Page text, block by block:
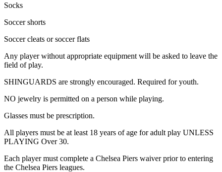
Socks​​​​‌ ‍ ​‍​‍‌‍ ‌ ​‍‌‍‍‌‌‍‌ ‌‍‍‌‌‍ ‍​‍​‍​ ‍‍​‍​‍‌ ​ ‌‍​‌‌‍ ‍‌‍‍‌‌ ‌​‌ ‍‌​‍ ‍‌‍‍‌‌‍ ​‍​‍​‍ ​​‍​‍‌‍‍​‌ ​‍‌‍‌‌‌‍‌‍​‍​‍​ ‍‍​‍​‍‌‍‍​‌ ‌​‌ ‌​‌ ​​‌ ​ ​ ‍‍​‍ ​‍ ‌‍​ ‌‍‍​‌‍‌‌‌‍ ​‌ ​ ‌‍‌‌‌‍​‌‌ ​​‌‍‍‌‌‍‌‌‌ ​‍‌ ​ ​‍ ‍‌ ​ ‌‍​‌‌‍ ‍‌‍‍‌‌ ‌​‌ ‍‌​‍ ‍‌ ​ ‌ ‌​‌ ‌‌‌‍‌​‌‍‍‌‌‍ ​‍ ‌‍‍‌‌‍ ‍‌ ‌​‌‍‌‌‌‍ ‍‌ ‌​​‍ ‌‍‌‌‌‍‌​‌‍‍‌‌ ‌​​‍ ‌‍ ‌‌‍ ‌‍‌​‌‍‌‌​ ‌‌ ​​‌ ​‍‌‍‌‌‌ ​ ‌‍‌‌‌‍ ‍‌ ‌​‌‍​‌‌ ‌​‌‍‍‌‌‍ ‌‍ ‍​ ‍ ‌‍‍‌‌‍‌​​ ‌‌‍​‍​ ‌‌​ ‍​​ ‍‌​ ​‌​ ‍​‌‍‌‍​ ‍​​‍ ‌‌‍​‌‌‍​ ​ ‍​​ ‌​​‍ ‌​ ‌​​ ‌ ‌‍​‍​ ​‌​‍ ‌​ ‍​​ ​​​ ‌‌‌‍‌​​‍ ‌​ ​​​ ‌ ​ ​‌‌‍‌‍​ ​‌​ ‌‌​ ‍​​ ‍‌​ ‍​​ ‌‌​ ‌‌​ ​​​ ‍ ‌ ‌​‌ ‍‌‌ ​​‌‍‌‌​ ‌‌‍‌‍‌‍​‌‌ ​‌​ ‍ ‌ ​​‌‍​‌‌ ‌​‌‍‍​​ ‌‌ ​‍‌‍‍‌‌‍​ ‌‍‍​‌‌‌​‌‍‌‌‌ ‍​‌ ‌​​‍‌‌​ ‌‌‌​​‍‌‌ ‌‍‍ ‌‍‌‌‌ ‍‌​‍‌‌​ ​ ‌​‌​​‍‌‌​ ​ ‌​‌​​‍‌‌​ ​‍​ ​‍​ ‌ ​ ‌‌‌‍​ ​ ​​‌‍‌‌‌‍‌​‌‍‌‌​ ‍‌​ ​‍​ ​ ​ ​ ‌‍‌‍​‍‌‌​ ​‍​ ​‍​‍‌‌​ ‌‌‌​‌​​‍ ‍‌‍​ ‌‍‍​‌‍‍‌‌‍ ​‌‍‌​‌ ​‍‌‍‌‌‌‍ ‍​‍‌‌​ ‌‌‌​​‍‌‌ ‌‍‍ ‌‍‌‌‌ ‍‌​‍‌‌​ ​ ‌​‌​​‍‌‌​ ​ ‌​‌​​‍‌‌​ ​‍​ ​‍​ ​‌‌‍‌‍‌‍​‍‌‍‌‍‌‍​ ​ ‌​​ ‍‌​ ​​​ ​‌​ ‌​​ ​‌‌‍​‌​‍‌‌​ ​‍​ ​‍​‍‌‌​ ‌‌‌​‌​​‍ ‍‌ ‌​‌‍‌‌‌ ‍​‌ ‌​​ ‌‍​‍‌‍​‌‌ ​ ‌‍‌‌‌‌‌‌‌ ​‍‌‍ ​​ ‌‌‍‍​‌ ‌​‌ ‌​‌ ​​‌ ​ ​‍‌‌​ ​ ‌​​‌​‍‌‌​ ​‍‌​‌‍​‍‌‌​ ​‍‌​‌‍‌‍​ ‌‍‍​‌‍‌‌‌‍ ​‌ ​ ‌‍‌‌‌‍​‌‌ ​​‌‍‍‌‌‍‌‌‌ ​‍‌ ​ ​‍ ‍‌ ​ ‌‍​‌‌‍ ‍‌‍‍‌‌ ‌​‌ ‍‌​‍ ‍‌ ​ ‌ ‌​‌ ‌‌‌‍‌​‌‍‍‌‌‍ ​‍‌‍‌‍‍‌‌‍‌​​ ‌‌‍​‍​ ‌‌​ ‍​​ ‍‌​ ​‌​ ‍​‌‍‌‍​ ‍​​‍ ‌‌‍​‌‌‍​ ​ ‍​​ ‌​​‍ ‌​ ‌​​ ‌ ‌‍​‍​ ​‌​‍ ‌​ ‍​​ ​​​ ‌‌‌‍‌​​‍ ‌​ ​​​ ‌ ​ ​‌‌‍‌‍​ ​‌​ ‌‌​ ‍​​ ‍‌​ ‍​​ ‌‌​ ‌‌​ ​​​‍‌‍‌ ‌​‌ ‍‌‌ ​​‌‍‌‌​ ‌‌‍‌‍‌‍​‌‌ ​‌​‍‌‍‌ ​​‌‍​‌‌ ‌​‌‍‍​​ ‌‌ ​‍‌‍‍‌‌‍​ ‌‍‍​‌‌‌​‌‍‌‌‌ ‍​‌ ‌​​‍‌‌​ ‌‌‌​​‍‌‌ ‌‍‍ ‌‍‌‌‌ ‍‌​‍‌‌​ ​ ‌​‌​​‍‌‌​ ​ ‌​‌​​‍‌‌​ ​‍​ ​‍​ ‌ ​ ‌‌‌‍​ ​ ​​‌‍‌‌‌‍‌​‌‍‌‌​ ‍‌​ ​‍​ ​ ​ ​ ‌‍‌‍​‍‌‌​ ​‍​ ​‍​‍‌‌​ ‌‌‌​‌​​‍ ‍‌‍​ ‌‍‍​‌‍‍‌‌‍ ​‌‍‌​‌ ​‍‌‍‌‌‌‍ ‍​‍‌‌​ ‌‌‌​​‍‌‌ ‌‍‍ ‌‍‌‌‌ ‍‌​‍‌‌​ ​ ‌​‌​​‍‌‌​ ​ ‌​‌​​‍‌‌​ ​‍​ ​‍​ ​‌‌‍‌‍‌‍​‍‌‍‌‍‌‍​ ​ ‌​​ ‍‌​ ​​​ ​‌​ ‌​​ ​‌‌‍​‌​‍‌‌​ ​‍​ ​‍​‍‌‌​ ‌‌‌​‌​​‍ ‍‌ ‌​‌‍‌‌‌ ‍​‌ ‌​​‍‌‍‌ ​​‌‍‌‌‌ ​‍‌ ​ ‌ ​​‌‍‌‌‌‍​ ‌ ‌​‌‍‍‌‌ ‌‍‌‍‌‌​ ‌‌ ​​‌ ‌‌‌‍​‍‌‍ ​‌‍‍‌‌ ​ ‌‍‍​‌‍‌‌‌‍‌​​‍​‍‌ ‌
Soccer shorts​​​​‌ ‍ ​‍​‍‌‍ ‌ ​‍‌‍‍‌‌‍‌ ‌‍‍‌‌‍ ‍​‍​‍​ ‍‍​‍​‍‌ ​ ‌‍​‌‌‍ ‍‌‍‍‌‌ ‌​‌ ‍‌​‍ ‍‌‍‍‌‌‍ ​‍​‍​‍ ​​‍​‍‌‍‍​‌ ​‍‌‍‌‌‌‍‌‍​‍​‍​ ‍‍​‍​‍‌‍‍​‌ ‌​‌ ‌​‌ ​​‌ ​ ​ ‍‍​‍ ​‍ ‌‍​ ‌‍‍​‌‍‌‌‌‍ ​‌ ​ ‌‍‌‌‌‍​‌‌ ​​‌‍‍‌‌‍‌‌‌ ​‍‌ ​ ​‍ ‍‌ ​ ‌‍​‌‌‍ ‍‌‍‍‌‌ ‌​‌ ‍‌​‍ ‍‌ ​ ‌ ‌​‌ ‌‌‌‍‌​‌‍‍‌‌‍ ​‍ ‌‍‍‌‌‍ ‍‌ ‌​‌‍‌‌‌‍ ‍‌ ‌​​‍ ‌‍‌‌‌‍‌​‌‍‍‌‌ ‌​​‍ ‌‍ ‌‌‍ ‌‍‌​‌‍‌‌​ ‌‌ ​​‌ ​‍‌‍‌‌‌ ​ ‌‍‌‌‌‍ ‍‌ ‌​‌‍​‌‌ ‌​‌‍‍‌‌‍ ‌‍ ‍​ ‍ ‌‍‍‌‌‍‌​​ ‌‌‍​‍​ ‌‌​ ‍​​ ‍‌​ ​‌​ ‍​‌‍‌‍​ ‍​​‍ ‌‌‍​‌‌‍​ ​ ‍​​ ‌​​‍ ‌​ ‌​​ ‌ ‌‍​‍​ ​‌​‍ ‌​ ‍​​ ​​​ ‌‌‌‍‌​​‍ ‌​ ​​​ ‌ ​ ​‌‌‍‌‍​ ​‌​ ‌‌​ ‍​​ ‍‌​ ‍​​ ‌‌​ ‌‌​ ​​​ ‍ ‌ ‌​‌ ‍‌‌ ​​‌‍‌‌​ ‌‌‍‌‍‌‍​‌‌ ​‌​ ‍ ‌ ​​‌‍​‌‌ ‌​‌‍‍​​ ‌‌ ​‍‌‍‍‌‌‍​ ‌‍‍​‌‌‌​‌‍‌‌‌ ‍​‌ ‌​​‍‌‌​ ‌‌‌​​‍‌‌ ‌‍‍ ‌‍‌‌‌ ‍‌​‍‌‌​ ​ ‌​‌​​‍‌‌​ ​ ‌​‌​​‍‌‌​ ​‍​ ​‍‌‍​‌​ ‍​​ ​‍​ ‌ ​ ​‍​ ​​‌‍‌‍​ ‌‍​ ​‌‌‍​‌​ ‌ ​ ​ ​‍‌‌​ ​‍​ ​‍​‍‌‌​ ‌‌‌​‌​​‍ ‍‌‍​ ‌‍‍​‌‍‍‌‌‍ ​‌‍‌​‌ ​‍‌‍‌‌‌‍ ‍​‍‌‌​ ‌‌‌​​‍‌‌ ‌‍‍ ‌‍‌‌‌ ‍‌​‍‌‌​ ​ ‌​‌​​‍‌‌​ ​ ‌​‌​​‍‌‌​ ​‍​ ​‍‌‍​‌‌‍​ ‌‍‌‍​ ‌ ‌‍‌​‌‍​‌​ ‌‌​ ​‍​ ‍​​ ​‌​ ‌​‌‍​‌​‍‌‌​ ​‍​ ​‍​‍‌‌​ ‌‌‌​‌​​‍ ‍‌ ‌​‌‍‌‌‌ ‍​‌ ‌​​ ‌‍​‍‌‍​‌‌ ​ ‌‍‌‌‌‌‌‌‌ ​‍‌‍ ​​ ‌‌‍‍​‌ ‌​‌ ‌​‌ ​​‌ ​ ​‍‌‌​ ​ ‌​​‌​‍‌‌​ ​‍‌​‌‍​‍‌‌​ ​‍‌​‌‍‌‍​ ‌‍‍​‌‍‌‌‌‍ ​‌ ​ ‌‍‌‌‌‍​‌‌ ​​‌‍‍‌‌‍‌‌‌ ​‍‌ ​ ​‍ ‍‌ ​ ‌‍​‌‌‍ ‍‌‍‍‌‌ ‌​‌ ‍‌​‍ ‍‌ ​ ‌ ‌​‌ ‌‌‌‍‌​‌‍‍‌‌‍ ​‍‌‍‌‍‍‌‌‍‌​​ ‌‌‍​‍​ ‌‌​ ‍​​ ‍‌​ ​‌​ ‍​‌‍‌‍​ ‍​​‍ ‌‌‍​‌‌‍​ ​ ‍​​ ‌​​‍ ‌​ ‌​​ ‌ ‌‍​‍​ ​‌​‍ ‌​ ‍​​ ​​​ ‌‌‌‍‌​​‍ ‌​ ​​​ ‌ ​ ​‌‌‍‌‍​ ​‌​ ‌‌​ ‍​​ ‍‌​ ‍​​ ‌‌​ ‌‌​ ​​​‍‌‍‌ ‌​‌ ‍‌‌ ​​‌‍‌‌​ ‌‌‍‌‍‌‍​‌‌ ​‌​‍‌‍‌ ​​‌‍​‌‌ ‌​‌‍‍​​ ‌‌ ​‍‌‍‍‌‌‍​ ‌‍‍​‌‌‌​‌‍‌‌‌ ‍​‌ ‌​​‍‌‌​ ‌‌‌​​‍‌‌ ‌‍‍ ‌‍‌‌‌ ‍‌​‍‌‌​ ​ ‌​‌​​‍‌‌​ ​ ‌​‌​​‍‌‌​ ​‍​ ​‍‌‍​‌​ ‍​​ ​‍​ ‌ ​ ​‍​ ​​‌‍‌‍​ ‌‍​ ​‌‌‍​‌​ ‌ ​ ​ ​‍‌‌​ ​‍​ ​‍​‍‌‌​ ‌‌‌​‌​​‍ ‍‌‍​ ‌‍‍​‌‍‍‌‌‍ ​‌‍‌​‌ ​‍‌‍‌‌‌‍ ‍​‍‌‌​ ‌‌‌​​‍‌‌ ‌‍‍ ‌‍‌‌‌ ‍‌​‍‌‌​ ​ ‌​‌​​‍‌‌​ ​ ‌​‌​​‍‌‌​ ​‍​ ​‍‌‍​‌‌‍​ ‌‍‌‍​ ‌ ‌‍‌​‌‍​‌​ ‌‌​ ​‍​ ‍​​ ​‌​ ‌​‌‍​‌​‍‌‌​ ​‍​ ​‍​‍‌‌​ ‌‌‌​‌​​‍ ‍‌ ‌​‌‍‌‌‌ ‍​‌ ‌​​‍‌‍‌ ​​‌‍‌‌‌ ​‍‌ ​ ‌ ​​‌‍‌‌‌‍​ ‌ ‌​‌‍‍‌‌ ‌‍‌‍‌‌​ ‌‌ ​​‌ ‌‌‌‍​‍‌‍ ​‌‍‍‌‌ ​ ‌‍‍​‌‍‌‌‌‍‌​​‍​‍‌ ‌
Soccer cleats or soccer flats​​​​‌ ‍ ​‍​‍‌‍ ‌ ​‍‌‍‍‌‌‍‌ ‌‍‍‌‌‍ ‍​‍​‍​ ‍‍​‍​‍‌ ​ ‌‍​‌‌‍ ‍‌‍‍‌‌ ‌​‌ ‍‌​‍ ‍‌‍‍‌‌‍ ​‍​‍​‍ ​​‍​‍‌‍‍​‌ ​‍‌‍‌‌‌‍‌‍​‍​‍​ ‍‍​‍​‍‌‍‍​‌ ‌​‌ ‌​‌ ​​‌ ​ ​ ‍‍​‍ ​‍ ‌‍​ ‌‍‍​‌‍‌‌‌‍ ​‌ ​ ‌‍‌‌‌‍​‌‌ ​​‌‍‍‌‌‍‌‌‌ ​‍‌ ​ ​‍ ‍‌ ​ ‌‍​‌‌‍ ‍‌‍‍‌‌ ‌​‌ ‍‌​‍ ‍‌ ​ ‌ ‌​‌ ‌‌‌‍‌​‌‍‍‌‌‍ ​‍ ‌‍‍‌‌‍ ‍‌ ‌​‌‍‌‌‌‍ ‍‌ ‌​​‍ ‌‍‌‌‌‍‌​‌‍‍‌‌ ‌​​‍ ‌‍ ‌‌‍ ‌‍‌​‌‍‌‌​ ‌‌ ​​‌ ​‍‌‍‌‌‌ ​ ‌‍‌‌‌‍ ‍‌ ‌​‌‍​‌‌ ‌​‌‍‍‌‌‍ ‌‍ ‍​ ‍ ‌‍‍‌‌‍‌​​ ‌‌‍​‍​ ‌‌​ ‍​​ ‍‌​ ​‌​ ‍​‌‍‌‍​ ‍​​‍ ‌‌‍​‌‌‍​ ​ ‍​​ ‌​​‍ ‌​ ‌​​ ‌ ‌‍​‍​ ​‌​‍ ‌​ ‍​​ ​​​ ‌‌‌‍‌​​‍ ‌​ ​​​ ‌ ​ ​‌‌‍‌‍​ ​‌​ ‌‌​ ‍​​ ‍‌​ ‍​​ ‌‌​ ‌‌​ ​​​ ‍ ‌ ‌​‌ ‍‌‌ ​​‌‍‌‌​ ‌‌‍‌‍‌‍​‌‌ ​‌​ ‍ ‌ ​​‌‍​‌‌ ‌​‌‍‍​​ ‌‌ ​‍‌‍‍‌‌‍​ ‌‍‍​‌‌‌​‌‍‌‌‌ ‍​‌ ‌​​‍‌‌​ ‌‌‌​​‍‌‌ ‌‍‍ ‌‍‌‌‌ ‍‌​‍‌‌​ ​ ‌​‌​​‍‌‌​ ​ ‌​‌​​‍‌‌​ ​‍​ ​‍‌‍​ ‌‍‌‌​ ‌‌​ ‌‌​ ‌ ​ ‌ ​ ​‌​ ‌ ‌‍​‌‌‍​ ​ ​ ‌‍​‌​‍‌‌​ ​‍​ ​‍​‍‌‌​ ‌‌‌​‌​​‍ ‍‌‍​ ‌‍‍​‌‍‍‌‌‍ ​‌‍‌​‌ ​‍‌‍‌‌‌‍ ‍​‍‌‌​ ‌‌‌​​‍‌‌ ‌‍‍ ‌‍‌‌‌ ‍‌​‍‌‌​ ​ ‌​‌​​‍‌‌​ ​ ‌​‌​​‍‌‌​ ​‍​ ​‍​ ​‌‌‍​ ​ ​‍​ ​​‌‍‌‍‌‍​‍‌‍‌‌​ ‍​‌‍‌‍​ ‌‍‌‍​‌​ ​‌​‍‌‌​ ​‍​ ​‍​‍‌‌​ ‌‌‌​‌​​‍ ‍‌ ‌​‌‍‌‌‌ ‍​‌ ‌​​ ‌‍​‍‌‍​‌‌ ​ ‌‍‌‌‌‌‌‌‌ ​‍‌‍ ​​ ‌‌‍‍​‌ ‌​‌ ‌​‌ ​​‌ ​ ​‍‌‌​ ​ ‌​​‌​‍‌‌​ ​‍‌​‌‍​‍‌‌​ ​‍‌​‌‍‌‍​ ‌‍‍​‌‍‌‌‌‍ ​‌ ​ ‌‍‌‌‌‍​‌‌ ​​‌‍‍‌‌‍‌‌‌ ​‍‌ ​ ​‍ ‍‌ ​ ‌‍​‌‌‍ ‍‌‍‍‌‌ ‌​‌ ‍‌​‍ ‍‌ ​ ‌ ‌​‌ ‌‌‌‍‌​‌‍‍‌‌‍ ​‍‌‍‌‍‍‌‌‍‌​​ ‌‌‍​‍​ ‌‌​ ‍​​ ‍‌​ ​‌​ ‍​‌‍‌‍​ ‍​​‍ ‌‌‍​‌‌‍​ ​ ‍​​ ‌​​‍ ‌​ ‌​​ ‌ ‌‍​‍​ ​‌​‍ ‌​ ‍​​ ​​​ ‌‌‌‍‌​​‍ ‌​ ​​​ ‌ ​ ​‌‌‍‌‍​ ​‌​ ‌‌​ ‍​​ ‍‌​ ‍​​ ‌‌​ ‌‌​ ​​​‍‌‍‌ ‌​‌ ‍‌‌ ​​‌‍‌‌​ ‌‌‍‌‍‌‍​‌‌ ​‌​‍‌‍‌ ​​‌‍​‌‌ ‌​‌‍‍​​ ‌‌ ​‍‌‍‍‌‌‍​ ‌‍‍​‌‌‌​‌‍‌‌‌ ‍​‌ ‌​​‍‌‌​ ‌‌‌​​‍‌‌ ‌‍‍ ‌‍‌‌‌ ‍‌​‍‌‌​ ​ ‌​‌​​‍‌‌​ ​ ‌​‌​​‍‌‌​ ​‍​ ​‍‌‍​ ‌‍‌‌​ ‌‌​ ‌‌​ ‌ ​ ‌ ​ ​‌​ ‌ ‌‍​‌‌‍​ ​ ​ ‌‍​‌​‍‌‌​ ​‍​ ​‍​‍‌‌​ ‌‌‌​‌​​‍ ‍‌‍​ ‌‍‍​‌‍‍‌‌‍ ​‌‍‌​‌ ​‍‌‍‌‌‌‍ ‍​‍‌‌​ ‌‌‌​​‍‌‌ ‌‍‍ ‌‍‌‌‌ ‍‌​‍‌‌​ ​ ‌​‌​​‍‌‌​ ​ ‌​‌​​‍‌‌​ ​‍​ ​‍​ ​‌‌‍​ ​ ​‍​ ​​‌‍‌‍‌‍​‍‌‍‌‌​ ‍​‌‍‌‍​ ‌‍‌‍​‌​ ​‌​‍‌‌​ ​‍​ ​‍​‍‌‌​ ‌‌‌​‌​​‍ ‍‌ ‌​‌‍‌‌‌ ‍​‌ ‌​​‍‌‍‌ ​​‌‍‌‌‌ ​‍‌ ​ ‌ ​​‌‍‌‌‌‍​ ‌ ‌​‌‍‍‌‌ ‌‍‌‍‌‌​ ‌‌ ​​‌ ‌‌‌‍​‍‌‍ ​‌‍‍‌‌ ​ ‌‍‍​‌‍‌‌‌‍‌​​‍​‍‌ ‌
Any player without appropriate equipment will be asked to leave the
field of play.​​​​‌ ‍ ​‍​‍‌‍ ‌ ​‍‌‍‍‌‌‍‌ ‌‍‍‌‌‍ ‍​‍​‍​ ‍‍​‍​‍‌ ​ ‌‍​‌‌‍ ‍‌‍‍‌‌ ‌​‌ ‍‌​‍ ‍‌‍‍‌‌‍ ​‍​‍​‍ ​​‍​‍‌‍‍​‌ ​‍‌‍‌‌‌‍‌‍​‍​‍​ ‍‍​‍​‍‌‍‍​‌ ‌​‌ ‌​‌ ​​‌ ​ ​ ‍‍​‍ ​‍ ‌‍​ ‌‍‍​‌‍‌‌‌‍ ​‌ ​ ‌‍‌‌‌‍​‌‌ ​​‌‍‍‌‌‍‌‌‌ ​‍‌ ​ ​‍ ‍‌ ​ ‌‍​‌‌‍ ‍‌‍‍‌‌ ‌​‌ ‍‌​‍ ‍‌ ​ ‌ ‌​‌ ‌‌‌‍‌​‌‍‍‌‌‍ ​‍ ‌‍‍‌‌‍ ‍‌ ‌​‌‍‌‌‌‍ ‍‌ ‌​​‍ ‌‍‌‌‌‍‌​‌‍‍‌‌ ‌​​‍ ‌‍ ‌‌‍ ‌‍‌​‌‍‌‌​ ‌‌ ​​‌ ​‍‌‍‌‌‌ ​ ‌‍‌‌‌‍ ‍‌ ‌​‌‍​‌‌ ‌​‌‍‍‌‌‍ ‌‍ ‍​ ‍ ‌‍‍‌‌‍‌​​ ‌‌‍​‍​ ‌‌​ ‍​​ ‍‌​ ​‌​ ‍​‌‍‌‍​ ‍​​‍ ‌‌‍​‌‌‍​ ​ ‍​​ ‌​​‍ ‌​ ‌​​ ‌ ‌‍​‍​ ​‌​‍ ‌​ ‍​​ ​​​ ‌‌‌‍‌​​‍ ‌​ ​​​ ‌ ​ ​‌‌‍‌‍​ ​‌​ ‌‌​ ‍​​ ‍‌​ ‍​​ ‌‌​ ‌‌​ ​​​ ‍ ‌ ‌​‌ ‍‌‌ ​​‌‍‌‌​ ‌‌‍‌‍‌‍​‌‌ ​‌​ ‍ ‌ ​​‌‍​‌‌ ‌​‌‍‍​​ ‌‌ ​‍‌‍‍‌‌‍​ ‌‍‍​‌‌‌​‌‍‌‌‌ ‍​‌ ‌​​‍‌‌​ ‌‌‌​​‍‌‌ ‌‍‍ ‌‍‌‌‌ ‍‌​‍‌‌​ ​ ‌​‌​​‍‌‌​ ​ ‌​‌​​‍‌‌​ ​‍​ ​‍‌‍‌‍​ ​​​ ‌‌‌‍‌​​ ​‌‌‍‌​​ ‌ ​ ‌ ​ ‌‌​ ​​​ ‍​​ ‌ ​‍‌‌​ ​‍​ ​‍​‍‌‌​ ‌‌‌​‌​​‍ ‍‌‍​ ‌‍‍​‌‍‍‌‌‍ ​‌‍‌​‌ ​‍‌‍‌‌‌‍ ‍​‍‌‌​ ‌‌‌​​‍‌‌ ‌‍‍ ‌‍‌‌‌ ‍‌​‍‌‌​ ​ ‌​‌​​‍‌‌​ ​ ‌​‌​​‍‌‌​ ​‍​ ​‍‌‍‌‌​ ‌‍​ ‍​​ ‍​​ ‌‌‌‍​‌​ ‌‍‌‍‌‍​ ‌‍​ ​‌‌‍​‌‌‍‌‍​‍‌‌​ ​‍​ ​‍​‍‌‌​ ‌‌‌​‌​​‍ ‍‌ ‌​‌‍‌‌‌ ‍​‌ ‌​​ ‌‍​‍‌‍​‌‌ ​ ‌‍‌‌‌‌‌‌‌ ​‍‌‍ ​​ ‌‌‍‍​‌ ‌​‌ ‌​‌ ​​‌ ​ ​‍‌‌​ ​ ‌​​‌​‍‌‌​ ​‍‌​‌‍​‍‌‌​ ​‍‌​‌‍‌‍​ ‌‍‍​‌‍‌‌‌‍ ​‌ ​ ‌‍‌‌‌‍​‌‌ ​​‌‍‍‌‌‍‌‌‌ ​‍‌ ​ ​‍ ‍‌ ​ ‌‍​‌‌‍ ‍‌‍‍‌‌ ‌​‌ ‍‌​‍ ‍‌ ​ ‌ ‌​‌ ‌‌‌‍‌​‌‍‍‌‌‍ ​‍‌‍‌‍‍‌‌‍‌​​ ‌‌‍​‍​ ‌‌​ ‍​​ ‍‌​ ​‌​ ‍​‌‍‌‍​ ‍​​‍ ‌‌‍​‌‌‍​ ​ ‍​​ ‌​​‍ ‌​ ‌​​ ‌ ‌‍​‍​ ​‌​‍ ‌​ ‍​​ ​​​ ‌‌‌‍‌​​‍ ‌​ ​​​ ‌ ​ ​‌‌‍‌‍​ ​‌​ ‌‌​ ‍​​ ‍‌​ ‍​​ ‌‌​ ‌‌​ ​​​‍‌‍‌ ‌​‌ ‍‌‌ ​​‌‍‌‌​ ‌‌‍‌‍‌‍​‌‌ ​‌​‍‌‍‌ ​​‌‍​‌‌ ‌​‌‍‍​​ ‌‌ ​‍‌‍‍‌‌‍​ ‌‍‍​‌‌‌​‌‍‌‌‌ ‍​‌ ‌​​‍‌‌​ ‌‌‌​​‍‌‌ ‌‍‍ ‌‍‌‌‌ ‍‌​‍‌‌​ ​ ‌​‌​​‍‌‌​ ​ ‌​‌​​‍‌‌​ ​‍​ ​‍‌‍‌‍​ ​​​ ‌‌‌‍‌​​ ​‌‌‍‌​​ ‌ ​ ‌ ​ ‌‌​ ​​​ ‍​​ ‌ ​‍‌‌​ ​‍​ ​‍​‍‌‌​ ‌‌‌​‌​​‍ ‍‌‍​ ‌‍‍​‌‍‍‌‌‍ ​‌‍‌​‌ ​‍‌‍‌‌‌‍ ‍​‍‌‌​ ‌‌‌​​‍‌‌ ‌‍‍ ‌‍‌‌‌ ‍‌​‍‌‌​ ​ ‌​‌​​‍‌‌​ ​ ‌​‌​​‍‌‌​ ​‍​ ​‍‌‍‌‌​ ‌‍​ ‍​​ ‍​​ ‌‌‌‍​‌​ ‌‍‌‍‌‍​ ‌‍​ ​‌‌‍​‌‌‍‌‍​‍‌‌​ ​‍​ ​‍​‍‌‌​ ‌‌‌​‌​​‍ ‍‌ ‌​‌‍‌‌‌ ‍​‌ ‌​​‍‌‍‌ ​​‌‍‌‌‌ ​‍‌ ​ ‌ ​​‌‍‌‌‌‍​ ‌ ‌​‌‍‍‌‌ ‌‍‌‍‌‌​ ‌‌ ​​‌ ‌‌‌‍​‍‌‍ ​‌‍‍‌‌ ​ ‌‍‍​‌‍‌‌‌‍‌​​‍​‍‌ ‌
SHINGUARDS are strongly encouraged. Required for youth.​​​​‌ ‍ ​‍​‍‌‍ ‌ ​‍‌‍‍‌‌‍‌ ‌‍‍‌‌‍ ‍​‍​‍​ ‍‍​‍​‍‌ ​ ‌‍​‌‌‍ ‍‌‍‍‌‌ ‌​‌ ‍‌​‍ ‍‌‍‍‌‌‍ ​‍​‍​‍ ​​‍​‍‌‍‍​‌ ​‍‌‍‌‌‌‍‌‍​‍​‍​ ‍‍​‍​‍‌‍‍​‌ ‌​‌ ‌​‌ ​​‌ ​ ​ ‍‍​‍ ​‍ ‌‍​ ‌‍‍​‌‍‌‌‌‍ ​‌ ​ ‌‍‌‌‌‍​‌‌ ​​‌‍‍‌‌‍‌‌‌ ​‍‌ ​ ​‍ ‍‌ ​ ‌‍​‌‌‍ ‍‌‍‍‌‌ ‌​‌ ‍‌​‍ ‍‌ ​ ‌ ‌​‌ ‌‌‌‍‌​‌‍‍‌‌‍ ​‍ ‌‍‍‌‌‍ ‍‌ ‌​‌‍‌‌‌‍ ‍‌ ‌​​‍ ‌‍‌‌‌‍‌​‌‍‍‌‌ ‌​​‍ ‌‍ ‌‌‍ ‌‍‌​‌‍‌‌​ ‌‌ ​​‌ ​‍‌‍‌‌‌ ​ ‌‍‌‌‌‍ ‍‌ ‌​‌‍​‌‌ ‌​‌‍‍‌‌‍ ‌‍ ‍​ ‍ ‌‍‍‌‌‍‌​​ ‌‌‍​‍​ ‌‌​ ‍​​ ‍‌​ ​‌​ ‍​‌‍‌‍​ ‍​​‍ ‌‌‍​‌‌‍​ ​ ‍​​ ‌​​‍ ‌​ ‌​​ ‌ ‌‍​‍​ ​‌​‍ ‌​ ‍​​ ​​​ ‌‌‌‍‌​​‍ ‌​ ​​​ ‌ ​ ​‌‌‍‌‍​ ​‌​ ‌‌​ ‍​​ ‍‌​ ‍​​ ‌‌​ ‌‌​ ​​​ ‍ ‌ ‌​‌ ‍‌‌ ​​‌‍‌‌​ ‌‌‍‌‍‌‍​‌‌ ​‌​ ‍ ‌ ​​‌‍​‌‌ ‌​‌‍‍​​ ‌‌ ​‍‌‍‍‌‌‍​ ‌‍‍​‌‌‌​‌‍‌‌‌ ‍​‌ ‌​​‍‌‌​ ‌‌‌​​‍‌‌ ‌‍‍ ‌‍‌‌‌ ‍‌​‍‌‌​ ​ ‌​‌​​‍‌‌​ ​ ‌​‌​​‍‌‌​ ​‍​ ​‍​ ​‌​ ​ ​ ‍​​ ​‍​ ‌‌​ ​​‌‍​ ​ ​‌‌‍‌‍‌‍‌​​ ‍​​ ​ ​‍‌‌​ ​‍​ ​‍​‍‌‌​ ‌‌‌​‌​​‍ ‍‌‍​ ‌‍‍​‌‍‍‌‌‍ ​‌‍‌​‌ ​‍‌‍‌‌‌‍ ‍​‍‌‌​ ‌‌‌​​‍‌‌ ‌‍‍ ‌‍‌‌‌ ‍‌​‍‌‌​ ​ ‌​‌​​‍‌‌​ ​ ‌​‌​​‍‌‌​ ​‍​ ​‍​ ‌ ‌‍‌‌​ ‍‌‌‍‌‌‌‍​‌​ ‍​​ ​​‌‍​ ‌‍​‍​ ‌‌‌‍‌‍‌‍‌‌​‍‌‌​ ​‍​ ​‍​‍‌‌​ ‌‌‌​‌​​‍ ‍‌ ‌​‌‍‌‌‌ ‍​‌ ‌​​ ‌‍​‍‌‍​‌‌ ​ ‌‍‌‌‌‌‌‌‌ ​‍‌‍ ​​ ‌‌‍‍​‌ ‌​‌ ‌​‌ ​​‌ ​ ​‍‌‌​ ​ ‌​​‌​‍‌‌​ ​‍‌​‌‍​‍‌‌​ ​‍‌​‌‍‌‍​ ‌‍‍​‌‍‌‌‌‍ ​‌ ​ ‌‍‌‌‌‍​‌‌ ​​‌‍‍‌‌‍‌‌‌ ​‍‌ ​ ​‍ ‍‌ ​ ‌‍​‌‌‍ ‍‌‍‍‌‌ ‌​‌ ‍‌​‍ ‍‌ ​ ‌ ‌​‌ ‌‌‌‍‌​‌‍‍‌‌‍ ​‍‌‍‌‍‍‌‌‍‌​​ ‌‌‍​‍​ ‌‌​ ‍​​ ‍‌​ ​‌​ ‍​‌‍‌‍​ ‍​​‍ ‌‌‍​‌‌‍​ ​ ‍​​ ‌​​‍ ‌​ ‌​​ ‌ ‌‍​‍​ ​‌​‍ ‌​ ‍​​ ​​​ ‌‌‌‍‌​​‍ ‌​ ​​​ ‌ ​ ​‌‌‍‌‍​ ​‌​ ‌‌​ ‍​​ ‍‌​ ‍​​ ‌‌​ ‌‌​ ​​​‍‌‍‌ ‌​‌ ‍‌‌ ​​‌‍‌‌​ ‌‌‍‌‍‌‍​‌‌ ​‌​‍‌‍‌ ​​‌‍​‌‌ ‌​‌‍‍​​ ‌‌ ​‍‌‍‍‌‌‍​ ‌‍‍​‌‌‌​‌‍‌‌‌ ‍​‌ ‌​​‍‌‌​ ‌‌‌​​‍‌‌ ‌‍‍ ‌‍‌‌‌ ‍‌​‍‌‌​ ​ ‌​‌​​‍‌‌​ ​ ‌​‌​​‍‌‌​ ​‍​ ​‍​ ​‌​ ​ ​ ‍​​ ​‍​ ‌‌​ ​​‌‍​ ​ ​‌‌‍‌‍‌‍‌​​ ‍​​ ​ ​‍‌‌​ ​‍​ ​‍​‍‌‌​ ‌‌‌​‌​​‍ ‍‌‍​ ‌‍‍​‌‍‍‌‌‍ ​‌‍‌​‌ ​‍‌‍‌‌‌‍ ‍​‍‌‌​ ‌‌‌​​‍‌‌ ‌‍‍ ‌‍‌‌‌ ‍‌​‍‌‌​ ​ ‌​‌​​‍‌‌​ ​ ‌​‌​​‍‌‌​ ​‍​ ​‍​ ‌ ‌‍‌‌​ ‍‌‌‍‌‌‌‍​‌​ ‍​​ ​​‌‍​ ‌‍​‍​ ‌‌‌‍‌‍‌‍‌‌​‍‌‌​ ​‍​ ​‍​‍‌‌​ ‌‌‌​‌​​‍ ‍‌ ‌​‌‍‌‌‌ ‍​‌ ‌​​‍‌‍‌ ​​‌‍‌‌‌ ​‍‌ ​ ‌ ​​‌‍‌‌‌‍​ ‌ ‌​‌‍‍‌‌ ‌‍‌‍‌‌​ ‌‌ ​​‌ ‌‌‌‍​‍‌‍ ​‌‍‍‌‌ ​ ‌‍‍​‌‍‌‌‌‍‌​​‍​‍‌ ‌
NO jewelry is permitted on a person while playing.​​​​‌ ‍ ​‍​‍‌‍ ‌ ​‍‌‍‍‌‌‍‌ ‌‍‍‌‌‍ ‍​‍​‍​ ‍‍​‍​‍‌ ​ ‌‍​‌‌‍ ‍‌‍‍‌‌ ‌​‌ ‍‌​‍ ‍‌‍‍‌‌‍ ​‍​‍​‍ ​​‍​‍‌‍‍​‌ ​‍‌‍‌‌‌‍‌‍​‍​‍​ ‍‍​‍​‍‌‍‍​‌ ‌​‌ ‌​‌ ​​‌ ​ ​ ‍‍​‍ ​‍ ‌‍​ ‌‍‍​‌‍‌‌‌‍ ​‌ ​ ‌‍‌‌‌‍​‌‌ ​​‌‍‍‌‌‍‌‌‌ ​‍‌ ​ ​‍ ‍‌ ​ ‌‍​‌‌‍ ‍‌‍‍‌‌ ‌​‌ ‍‌​‍ ‍‌ ​ ‌ ‌​‌ ‌‌‌‍‌​‌‍‍‌‌‍ ​‍ ‌‍‍‌‌‍ ‍‌ ‌​‌‍‌‌‌‍ ‍‌ ‌​​‍ ‌‍‌‌‌‍‌​‌‍‍‌‌ ‌​​‍ ‌‍ ‌‌‍ ‌‍‌​‌‍‌‌​ ‌‌ ​​‌ ​‍‌‍‌‌‌ ​ ‌‍‌‌‌‍ ‍‌ ‌​‌‍​‌‌ ‌​‌‍‍‌‌‍ ‌‍ ‍​ ‍ ‌‍‍‌‌‍‌​​ ‌‌‍​‍​ ‌‌​ ‍​​ ‍‌​ ​‌​ ‍​‌‍‌‍​ ‍​​‍ ‌‌‍​‌‌‍​ ​ ‍​​ ‌​​‍ ‌​ ‌​​ ‌ ‌‍​‍​ ​‌​‍ ‌​ ‍​​ ​​​ ‌‌‌‍‌​​‍ ‌​ ​​​ ‌ ​ ​‌‌‍‌‍​ ​‌​ ‌‌​ ‍​​ ‍‌​ ‍​​ ‌‌​ ‌‌​ ​​​ ‍ ‌ ‌​‌ ‍‌‌ ​​‌‍‌‌​ ‌‌‍‌‍‌‍​‌‌ ​‌​ ‍ ‌ ​​‌‍​‌‌ ‌​‌‍‍​​ ‌‌ ​‍‌‍‍‌‌‍​ ‌‍‍​‌‌‌​‌‍‌‌‌ ‍​‌ ‌​​‍‌‌​ ‌‌‌​​‍‌‌ ‌‍‍ ‌‍‌‌‌ ‍‌​‍‌‌​ ​ ‌​‌​​‍‌‌​ ​ ‌​‌​​‍‌‌​ ​‍​ ​‍‌‍​ ‌‍‌‌‌‍‌‍‌‍​ ‌‍​‍​ ‍‌​ ‌​​ ​​​ ‌​‌‍‌‌‌‍‌‌‌‍​‍​‍‌‌​ ​‍​ ​‍​‍‌‌​ ‌‌‌​‌​​‍ ‍‌‍​ ‌‍‍​‌‍‍‌‌‍ ​‌‍‌​‌ ​‍‌‍‌‌‌‍ ‍​‍‌‌​ ‌‌‌​​‍‌‌ ‌‍‍ ‌‍‌‌‌ ‍‌​‍‌‌​ ​ ‌​‌​​‍‌‌​ ​ ‌​‌​​‍‌‌​ ​‍​ ​‍​ ​ ‌‍​ ​ ‌ ​ ​‌‌‍​‍‌‍‌‌​ ‍​‌‍‌‌​ ‌​​ ​​​ ‍‌​ ​‌​‍‌‌​ ​‍​ ​‍​‍‌‌​ ‌‌‌​‌​​‍ ‍‌ ‌​‌‍‌‌‌ ‍​‌ ‌​​ ‌‍​‍‌‍​‌‌ ​ ‌‍‌‌‌‌‌‌‌ ​‍‌‍ ​​ ‌‌‍‍​‌ ‌​‌ ‌​‌ ​​‌ ​ ​‍‌‌​ ​ ‌​​‌​‍‌‌​ ​‍‌​‌‍​‍‌‌​ ​‍‌​‌‍‌‍​ ‌‍‍​‌‍‌‌‌‍ ​‌ ​ ‌‍‌‌‌‍​‌‌ ​​‌‍‍‌‌‍‌‌‌ ​‍‌ ​ ​‍ ‍‌ ​ ‌‍​‌‌‍ ‍‌‍‍‌‌ ‌​‌ ‍‌​‍ ‍‌ ​ ‌ ‌​‌ ‌‌‌‍‌​‌‍‍‌‌‍ ​‍‌‍‌‍‍‌‌‍‌​​ ‌‌‍​‍​ ‌‌​ ‍​​ ‍‌​ ​‌​ ‍​‌‍‌‍​ ‍​​‍ ‌‌‍​‌‌‍​ ​ ‍​​ ‌​​‍ ‌​ ‌​​ ‌ ‌‍​‍​ ​‌​‍ ‌​ ‍​​ ​​​ ‌‌‌‍‌​​‍ ‌​ ​​​ ‌ ​ ​‌‌‍‌‍​ ​‌​ ‌‌​ ‍​​ ‍‌​ ‍​​ ‌‌​ ‌‌​ ​​​‍‌‍‌ ‌​‌ ‍‌‌ ​​‌‍‌‌​ ‌‌‍‌‍‌‍​‌‌ ​‌​‍‌‍‌ ​​‌‍​‌‌ ‌​‌‍‍​​ ‌‌ ​‍‌‍‍‌‌‍​ ‌‍‍​‌‌‌​‌‍‌‌‌ ‍​‌ ‌​​‍‌‌​ ‌‌‌​​‍‌‌ ‌‍‍ ‌‍‌‌‌ ‍‌​‍‌‌​ ​ ‌​‌​​‍‌‌​ ​ ‌​‌​​‍‌‌​ ​‍​ ​‍‌‍​ ‌‍‌‌‌‍‌‍‌‍​ ‌‍​‍​ ‍‌​ ‌​​ ​​​ ‌​‌‍‌‌‌‍‌‌‌‍​‍​‍‌‌​ ​‍​ ​‍​‍‌‌​ ‌‌‌​‌​​‍ ‍‌‍​ ‌‍‍​‌‍‍‌‌‍ ​‌‍‌​‌ ​‍‌‍‌‌‌‍ ‍​‍‌‌​ ‌‌‌​​‍‌‌ ‌‍‍ ‌‍‌‌‌ ‍‌​‍‌‌​ ​ ‌​‌​​‍‌‌​ ​ ‌​‌​​‍‌‌​ ​‍​ ​‍​ ​ ‌‍​ ​ ‌ ​ ​‌‌‍​‍‌‍‌‌​ ‍​‌‍‌‌​ ‌​​ ​​​ ‍‌​ ​‌​‍‌‌​ ​‍​ ​‍​‍‌‌​ ‌‌‌​‌​​‍ ‍‌ ‌​‌‍‌‌‌ ‍​‌ ‌​​‍‌‍‌ ​​‌‍‌‌‌ ​‍‌ ​ ‌ ​​‌‍‌‌‌‍​ ‌ ‌​‌‍‍‌‌ ‌‍‌‍‌‌​ ‌‌ ​​‌ ‌‌‌‍​‍‌‍ ​‌‍‍‌‌ ​ ‌‍‍​‌‍‌‌‌‍‌​​‍​‍‌ ‌
Glasses must be prescription.​​​​‌ ‍ ​‍​‍‌‍ ‌ ​‍‌‍‍‌‌‍‌ ‌‍‍‌‌‍ ‍​‍​‍​ ‍‍​‍​‍‌ ​ ‌‍​‌‌‍ ‍‌‍‍‌‌ ‌​‌ ‍‌​‍ ‍‌‍‍‌‌‍ ​‍​‍​‍ ​​‍​‍‌‍‍​‌ ​‍‌‍‌‌‌‍‌‍​‍​‍​ ‍‍​‍​‍‌‍‍​‌ ‌​‌ ‌​‌ ​​‌ ​ ​ ‍‍​‍ ​‍ ‌‍​ ‌‍‍​‌‍‌‌‌‍ ​‌ ​ ‌‍‌‌‌‍​‌‌ ​​‌‍‍‌‌‍‌‌‌ ​‍‌ ​ ​‍ ‍‌ ​ ‌‍​‌‌‍ ‍‌‍‍‌‌ ‌​‌ ‍‌​‍ ‍‌ ​ ‌ ‌​‌ ‌‌‌‍‌​‌‍‍‌‌‍ ​‍ ‌‍‍‌‌‍ ‍‌ ‌​‌‍‌‌‌‍ ‍‌ ‌​​‍ ‌‍‌‌‌‍‌​‌‍‍‌‌ ‌​​‍ ‌‍ ‌‌‍ ‌‍‌​‌‍‌‌​ ‌‌ ​​‌ ​‍‌‍‌‌‌ ​ ‌‍‌‌‌‍ ‍‌ ‌​‌‍​‌‌ ‌​‌‍‍‌‌‍ ‌‍ ‍​ ‍ ‌‍‍‌‌‍‌​​ ‌‌‍​‍​ ‌‌​ ‍​​ ‍‌​ ​‌​ ‍​‌‍‌‍​ ‍​​‍ ‌‌‍​‌‌‍​ ​ ‍​​ ‌​​‍ ‌​ ‌​​ ‌ ‌‍​‍​ ​‌​‍ ‌​ ‍​​ ​​​ ‌‌‌‍‌​​‍ ‌​ ​​​ ‌ ​ ​‌‌‍‌‍​ ​‌​ ‌‌​ ‍​​ ‍‌​ ‍​​ ‌‌​ ‌‌​ ​​​ ‍ ‌ ‌​‌ ‍‌‌ ​​‌‍‌‌​ ‌‌‍‌‍‌‍​‌‌ ​‌​ ‍ ‌ ​​‌‍​‌‌ ‌​‌‍‍​​ ‌‌ ​‍‌‍‍‌‌‍​ ‌‍‍​‌‌‌​‌‍‌‌‌ ‍​‌ ‌​​‍‌‌​ ‌‌‌​​‍‌‌ ‌‍‍ ‌‍‌‌‌ ‍‌​‍‌‌​ ​ ‌​‌​​‍‌‌​ ​ ‌​‌​​‍‌‌​ ​‍​ ​‍‌‍​‍​ ​ ‌‍​‍​ ​​‌‍‌‍​ ‌‌‌‍‌‍‌‍‌‌​ ‌‌‌‍‌‌​ ‍‌​ ​‌​‍‌‌​ ​‍​ ​‍​‍‌‌​ ‌‌‌​‌​​‍ ‍‌‍​ ‌‍‍​‌‍‍‌‌‍ ​‌‍‌​‌ ​‍‌‍‌‌‌‍ ‍​‍‌‌​ ‌‌‌​​‍‌‌ ‌‍‍ ‌‍‌‌‌ ‍‌​‍‌‌​ ​ ‌​‌​​‍‌‌​ ​ ‌​‌​​‍‌‌​ ​‍​ ​‍​ ​​​ ‌‍​ ​‌‌‍‌‍‌‍​‌‌‍‌‍​ ‌​​ ‌‌​ ‌‌​ ‍‌‌‍‌​​ ​ ​‍‌‌​ ​‍​ ​‍​‍‌‌​ ‌‌‌​‌​​‍ ‍‌ ‌​‌‍‌‌‌ ‍​‌ ‌​​ ‌‍​‍‌‍​‌‌ ​ ‌‍‌‌‌‌‌‌‌ ​‍‌‍ ​​ ‌‌‍‍​‌ ‌​‌ ‌​‌ ​​‌ ​ ​‍‌‌​ ​ ‌​​‌​‍‌‌​ ​‍‌​‌‍​‍‌‌​ ​‍‌​‌‍‌‍​ ‌‍‍​‌‍‌‌‌‍ ​‌ ​ ‌‍‌‌‌‍​‌‌ ​​‌‍‍‌‌‍‌‌‌ ​‍‌ ​ ​‍ ‍‌ ​ ‌‍​‌‌‍ ‍‌‍‍‌‌ ‌​‌ ‍‌​‍ ‍‌ ​ ‌ ‌​‌ ‌‌‌‍‌​‌‍‍‌‌‍ ​‍‌‍‌‍‍‌‌‍‌​​ ‌‌‍​‍​ ‌‌​ ‍​​ ‍‌​ ​‌​ ‍​‌‍‌‍​ ‍​​‍ ‌‌‍​‌‌‍​ ​ ‍​​ ‌​​‍ ‌​ ‌​​ ‌ ‌‍​‍​ ​‌​‍ ‌​ ‍​​ ​​​ ‌‌‌‍‌​​‍ ‌​ ​​​ ‌ ​ ​‌‌‍‌‍​ ​‌​ ‌‌​ ‍​​ ‍‌​ ‍​​ ‌‌​ ‌‌​ ​​​‍‌‍‌ ‌​‌ ‍‌‌ ​​‌‍‌‌​ ‌‌‍‌‍‌‍​‌‌ ​‌​‍‌‍‌ ​​‌‍​‌‌ ‌​‌‍‍​​ ‌‌ ​‍‌‍‍‌‌‍​ ‌‍‍​‌‌‌​‌‍‌‌‌ ‍​‌ ‌​​‍‌‌​ ‌‌‌​​‍‌‌ ‌‍‍ ‌‍‌‌‌ ‍‌​‍‌‌​ ​ ‌​‌​​‍‌‌​ ​ ‌​‌​​‍‌‌​ ​‍​ ​‍‌‍​‍​ ​ ‌‍​‍​ ​​‌‍‌‍​ ‌‌‌‍‌‍‌‍‌‌​ ‌‌‌‍‌‌​ ‍‌​ ​‌​‍‌‌​ ​‍​ ​‍​‍‌‌​ ‌‌‌​‌​​‍ ‍‌‍​ ‌‍‍​‌‍‍‌‌‍ ​‌‍‌​‌ ​‍‌‍‌‌‌‍ ‍​‍‌‌​ ‌‌‌​​‍‌‌ ‌‍‍ ‌‍‌‌‌ ‍‌​‍‌‌​ ​ ‌​‌​​‍‌‌​ ​ ‌​‌​​‍‌‌​ ​‍​ ​‍​ ​​​ ‌‍​ ​‌‌‍‌‍‌‍​‌‌‍‌‍​ ‌​​ ‌‌​ ‌‌​ ‍‌‌‍‌​​ ​ ​‍‌‌​ ​‍​ ​‍​‍‌‌​ ‌‌‌​‌​​‍ ‍‌ ‌​‌‍‌‌‌ ‍​‌ ‌​​‍‌‍‌ ​​‌‍‌‌‌ ​‍‌ ​ ‌ ​​‌‍‌‌‌‍​ ‌ ‌​‌‍‍‌‌ ‌‍‌‍‌‌​ ‌‌ ​​‌ ‌‌‌‍​‍‌‍ ​‌‍‍‌‌ ​ ‌‍‍​‌‍‌‌‌‍‌​​‍​‍‌ ‌
All players must be at least 18 years of age for adult play UNLESS
PLAYING Over 30.​​​​‌ ‍ ​‍​‍‌‍ ‌ ​‍‌‍‍‌‌‍‌ ‌‍‍‌‌‍ ‍​‍​‍​ ‍‍​‍​‍‌ ​ ‌‍​‌‌‍ ‍‌‍‍‌‌ ‌​‌ ‍‌​‍ ‍‌‍‍‌‌‍ ​‍​‍​‍ ​​‍​‍‌‍‍​‌ ​‍‌‍‌‌‌‍‌‍​‍​‍​ ‍‍​‍​‍‌‍‍​‌ ‌​‌ ‌​‌ ​​‌ ​ ​ ‍‍​‍ ​‍ ‌‍​ ‌‍‍​‌‍‌‌‌‍ ​‌ ​ ‌‍‌‌‌‍​‌‌ ​​‌‍‍‌‌‍‌‌‌ ​‍‌ ​ ​‍ ‍‌ ​ ‌‍​‌‌‍ ‍‌‍‍‌‌ ‌​‌ ‍‌​‍ ‍‌ ​ ‌ ‌​‌ ‌‌‌‍‌​‌‍‍‌‌‍ ​‍ ‌‍‍‌‌‍ ‍‌ ‌​‌‍‌‌‌‍ ‍‌ ‌​​‍ ‌‍‌‌‌‍‌​‌‍‍‌‌ ‌​​‍ ‌‍ ‌‌‍ ‌‍‌​‌‍‌‌​ ‌‌ ​​‌ ​‍‌‍‌‌‌ ​ ‌‍‌‌‌‍ ‍‌ ‌​‌‍​‌‌ ‌​‌‍‍‌‌‍ ‌‍ ‍​ ‍ ‌‍‍‌‌‍‌​​ ‌‌‍​‍​ ‌‌​ ‍​​ ‍‌​ ​‌​ ‍​‌‍‌‍​ ‍​​‍ ‌‌‍​‌‌‍​ ​ ‍​​ ‌​​‍ ‌​ ‌​​ ‌ ‌‍​‍​ ​‌​‍ ‌​ ‍​​ ​​​ ‌‌‌‍‌​​‍ ‌​ ​​​ ‌ ​ ​‌‌‍‌‍​ ​‌​ ‌‌​ ‍​​ ‍‌​ ‍​​ ‌‌​ ‌‌​ ​​​ ‍ ‌ ‌​‌ ‍‌‌ ​​‌‍‌‌​ ‌‌‍‌‍‌‍​‌‌ ​‌​ ‍ ‌ ​​‌‍​‌‌ ‌​‌‍‍​​ ‌‌ ​‍‌‍‍‌‌‍​ ‌‍‍​‌‌‌​‌‍‌‌‌ ‍​‌ ‌​​‍‌‌​ ‌‌‌​​‍‌‌ ‌‍‍ ‌‍‌‌‌ ‍‌​‍‌‌​ ​ ‌​‌​​‍‌‌​ ​ ‌​‌​​‍‌‌​ ​‍​ ​‍‌‍​ ​ ‍​​ ‌‍​ ‌ ​ ‌‌‌‍​ ​ ​‍​ ​​​ ​‍​ ‌ ‌‍‌‌‌‍‌‌​‍‌‌​ ​‍​ ​‍​‍‌‌​ ‌‌‌​‌​​‍ ‍‌‍​ ‌‍‍​‌‍‍‌‌‍ ​‌‍‌​‌ ​‍‌‍‌‌‌‍ ‍​‍‌‌​ ‌‌‌​​‍‌‌ ‌‍‍ ‌‍‌‌‌ ‍‌​‍‌‌​ ​ ‌​‌​​‍‌‌​ ​ ‌​‌​​‍‌‌​ ​‍​ ​‍​ ‌‍​ ‍‌​ ​‍​ ‌‌​ ​ ‌‍​ ‌‍‌​​ ​ ​ ​‌​ ​ ‌‍​‌‌‍‌‍​‍‌‌​ ​‍​ ​‍​‍‌‌​ ‌‌‌​‌​​‍ ‍‌ ‌​‌‍‌‌‌ ‍​‌ ‌​​ ‌‍​‍‌‍​‌‌ ​ ‌‍‌‌‌‌‌‌‌ ​‍‌‍ ​​ ‌‌‍‍​‌ ‌​‌ ‌​‌ ​​‌ ​ ​‍‌‌​ ​ ‌​​‌​‍‌‌​ ​‍‌​‌‍​‍‌‌​ ​‍‌​‌‍‌‍​ ‌‍‍​‌‍‌‌‌‍ ​‌ ​ ‌‍‌‌‌‍​‌‌ ​​‌‍‍‌‌‍‌‌‌ ​‍‌ ​ ​‍ ‍‌ ​ ‌‍​‌‌‍ ‍‌‍‍‌‌ ‌​‌ ‍‌​‍ ‍‌ ​ ‌ ‌​‌ ‌‌‌‍‌​‌‍‍‌‌‍ ​‍‌‍‌‍‍‌‌‍‌​​ ‌‌‍​‍​ ‌‌​ ‍​​ ‍‌​ ​‌​ ‍​‌‍‌‍​ ‍​​‍ ‌‌‍​‌‌‍​ ​ ‍​​ ‌​​‍ ‌​ ‌​​ ‌ ‌‍​‍​ ​‌​‍ ‌​ ‍​​ ​​​ ‌‌‌‍‌​​‍ ‌​ ​​​ ‌ ​ ​‌‌‍‌‍​ ​‌​ ‌‌​ ‍​​ ‍‌​ ‍​​ ‌‌​ ‌‌​ ​​​‍‌‍‌ ‌​‌ ‍‌‌ ​​‌‍‌‌​ ‌‌‍‌‍‌‍​‌‌ ​‌​‍‌‍‌ ​​‌‍​‌‌ ‌​‌‍‍​​ ‌‌ ​‍‌‍‍‌‌‍​ ‌‍‍​‌‌‌​‌‍‌‌‌ ‍​‌ ‌​​‍‌‌​ ‌‌‌​​‍‌‌ ‌‍‍ ‌‍‌‌‌ ‍‌​‍‌‌​ ​ ‌​‌​​‍‌‌​ ​ ‌​‌​​‍‌‌​ ​‍​ ​‍‌‍​ ​ ‍​​ ‌‍​ ‌ ​ ‌‌‌‍​ ​ ​‍​ ​​​ ​‍​ ‌ ‌‍‌‌‌‍‌‌​‍‌‌​ ​‍​ ​‍​‍‌‌​ ‌‌‌​‌​​‍ ‍‌‍​ ‌‍‍​‌‍‍‌‌‍ ​‌‍‌​‌ ​‍‌‍‌‌‌‍ ‍​‍‌‌​ ‌‌‌​​‍‌‌ ‌‍‍ ‌‍‌‌‌ ‍‌​‍‌‌​ ​ ‌​‌​​‍‌‌​ ​ ‌​‌​​‍‌‌​ ​‍​ ​‍​ ‌‍​ ‍‌​ ​‍​ ‌‌​ ​ ‌‍​ ‌‍‌​​ ​ ​ ​‌​ ​ ‌‍​‌‌‍‌‍​‍‌‌​ ​‍​ ​‍​‍‌‌​ ‌‌‌​‌​​‍ ‍‌ ‌​‌‍‌‌‌ ‍​‌ ‌​​‍‌‍‌ ​​‌‍‌‌‌ ​‍‌ ​ ‌ ​​‌‍‌‌‌‍​ ‌ ‌​‌‍‍‌‌ ‌‍‌‍‌‌​ ‌‌ ​​‌ ‌‌‌‍​‍‌‍ ​‌‍‍‌‌ ​ ‌‍‍​‌‍‌‌‌‍‌​​‍​‍‌ ‌
Each player must complete a Chelsea Piers waiver prior to entering
the Chelsea Piers leagues.​​​​‌ ‍ ​‍​‍‌‍ ‌ ​‍‌‍‍‌‌‍‌ ‌‍‍‌‌‍ ‍​‍​‍​ ‍‍​‍​‍‌ ​ ‌‍​‌‌‍ ‍‌‍‍‌‌ ‌​‌ ‍‌​‍ ‍‌‍‍‌‌‍ ​‍​‍​‍ ​​‍​‍‌‍‍​‌ ​‍‌‍‌‌‌‍‌‍​‍​‍​ ‍‍​‍​‍‌‍‍​‌ ‌​‌ ‌​‌ ​​‌ ​ ​ ‍‍​‍ ​‍ ‌‍​ ‌‍‍​‌‍‌‌‌‍ ​‌ ​ ‌‍‌‌‌‍​‌‌ ​​‌‍‍‌‌‍‌‌‌ ​‍‌ ​ ​‍ ‍‌ ​ ‌‍​‌‌‍ ‍‌‍‍‌‌ ‌​‌ ‍‌​‍ ‍‌ ​ ‌ ‌​‌ ‌‌‌‍‌​‌‍‍‌‌‍ ​‍ ‌‍‍‌‌‍ ‍‌ ‌​‌‍‌‌‌‍ ‍‌ ‌​​‍ ‌‍‌‌‌‍‌​‌‍‍‌‌ ‌​​‍ ‌‍ ‌‌‍ ‌‍‌​‌‍‌‌​ ‌‌ ​​‌ ​‍‌‍‌‌‌ ​ ‌‍‌‌‌‍ ‍‌ ‌​‌‍​‌‌ ‌​‌‍‍‌‌‍ ‌‍ ‍​ ‍ ‌‍‍‌‌‍‌​​ ‌‌‍​‍​ ‌‌​ ‍​​ ‍‌​ ​‌​ ‍​‌‍‌‍​ ‍​​‍ ‌‌‍​‌‌‍​ ​ ‍​​ ‌​​‍ ‌​ ‌​​ ‌ ‌‍​‍​ ​‌​‍ ‌​ ‍​​ ​​​ ‌‌‌‍‌​​‍ ‌​ ​​​ ‌ ​ ​‌‌‍‌‍​ ​‌​ ‌‌​ ‍​​ ‍‌​ ‍​​ ‌‌​ ‌‌​ ​​​ ‍ ‌ ‌​‌ ‍‌‌ ​​‌‍‌‌​ ‌‌‍‌‍‌‍​‌‌ ​‌​ ‍ ‌ ​​‌‍​‌‌ ‌​‌‍‍​​ ‌‌ ​‍‌‍‍‌‌‍​ ‌‍‍​‌‌‌​‌‍‌‌‌ ‍​‌ ‌​​‍‌‌​ ‌‌‌​​‍‌‌ ‌‍‍ ‌‍‌‌‌ ‍‌​‍‌‌​ ​ ‌​‌​​‍‌‌​ ​ ‌​‌​​‍‌‌​ ​‍​ ​‍​ ‍​​ ​‌​ ​​​ ​ ​ ‍​‌‍​‌​ ‍​​ ‌‍‌‍​‌​ ​​​ ​‍​ ​‍​‍‌‌​ ​‍​ ​‍​‍‌‌​ ‌‌‌​‌​​‍ ‍‌‍​ ‌‍‍​‌‍‍‌‌‍ ​‌‍‌​‌ ​‍‌‍‌‌‌‍ ‍​‍‌‌​ ‌‌‌​​‍‌‌ ‌‍‍ ‌‍‌‌‌ ‍‌​‍‌‌​ ​ ‌​‌​​‍‌‌​ ​ ‌​‌​​‍‌‌​ ​‍​ ​‍‌‍​ ​ ‌​​ ‌​‌‍‌​​ ​‌‌‍​‍​ ​‍‌‍​ ​ ‍​‌‍​‌​ ​​​ ‌ ​‍‌‌​ ​‍​ ​‍​‍‌‌​ ‌‌‌​‌​​‍ ‍‌ ‌​‌‍‌‌‌ ‍​‌ ‌​​ ‌‍​‍‌‍​‌‌ ​ ‌‍‌‌‌‌‌‌‌ ​‍‌‍ ​​ ‌‌‍‍​‌ ‌​‌ ‌​‌ ​​‌ ​ ​‍‌‌​ ​ ‌​​‌​‍‌‌​ ​‍‌​‌‍​‍‌‌​ ​‍‌​‌‍‌‍​ ‌‍‍​‌‍‌‌‌‍ ​‌ ​ ‌‍‌‌‌‍​‌‌ ​​‌‍‍‌‌‍‌‌‌ ​‍‌ ​ ​‍ ‍‌ ​ ‌‍​‌‌‍ ‍‌‍‍‌‌ ‌​‌ ‍‌​‍ ‍‌ ​ ‌ ‌​‌ ‌‌‌‍‌​‌‍‍‌‌‍ ​‍‌‍‌‍‍‌‌‍‌​​ ‌‌‍​‍​ ‌‌​ ‍​​ ‍‌​ ​‌​ ‍​‌‍‌‍​ ‍​​‍ ‌‌‍​‌‌‍​ ​ ‍​​ ‌​​‍ ‌​ ‌​​ ‌ ‌‍​‍​ ​‌​‍ ‌​ ‍​​ ​​​ ‌‌‌‍‌​​‍ ‌​ ​​​ ‌ ​ ​‌‌‍‌‍​ ​‌​ ‌‌​ ‍​​ ‍‌​ ‍​​ ‌‌​ ‌‌​ ​​​‍‌‍‌ ‌​‌ ‍‌‌ ​​‌‍‌‌​ ‌‌‍‌‍‌‍​‌‌ ​‌​‍‌‍‌ ​​‌‍​‌‌ ‌​‌‍‍​​ ‌‌ ​‍‌‍‍‌‌‍​ ‌‍‍​‌‌‌​‌‍‌‌‌ ‍​‌ ‌​​‍‌‌​ ‌‌‌​​‍‌‌ ‌‍‍ ‌‍‌‌‌ ‍‌​‍‌‌​ ​ ‌​‌​​‍‌‌​ ​ ‌​‌​​‍‌‌​ ​‍​ ​‍​ ‍​​ ​‌​ ​​​ ​ ​ ‍​‌‍​‌​ ‍​​ ‌‍‌‍​‌​ ​​​ ​‍​ ​‍​‍‌‌​ ​‍​ ​‍​‍‌‌​ ‌‌‌​‌​​‍ ‍‌‍​ ‌‍‍​‌‍‍‌‌‍ ​‌‍‌​‌ ​‍‌‍‌‌‌‍ ‍​‍‌‌​ ‌‌‌​​‍‌‌ ‌‍‍ ‌‍‌‌‌ ‍‌​‍‌‌​ ​ ‌​‌​​‍‌‌​ ​ ‌​‌​​‍‌‌​ ​‍​ ​‍‌‍​ ​ ‌​​ ‌​‌‍‌​​ ​‌‌‍​‍​ ​‍‌‍​ ​ ‍​‌‍​‌​ ​​​ ‌ ​‍‌‌​ ​‍​ ​‍​‍‌‌​ ‌‌‌​‌​​‍ ‍‌ ‌​‌‍‌‌‌ ‍​‌ ‌​​‍‌‍‌ ​​‌‍‌‌‌ ​‍‌ ​ ‌ ​​‌‍‌‌‌‍​ ‌ ‌​‌‍‍‌‌ ‌‍‌‍‌‌​ ‌‌ ​​‌ ‌‌‌‍​‍‌‍ ​‌‍‍‌‌ ​ ‌‍‍​‌‍‌‌‌‍‌​​‍​‍‌ ‌